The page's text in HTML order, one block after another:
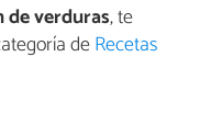
de verduras, te
deRecetas